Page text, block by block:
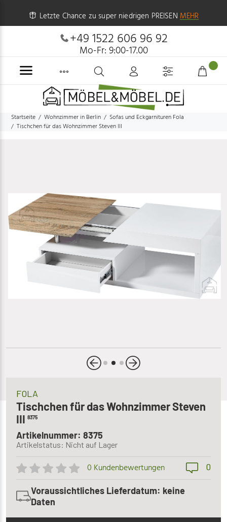
Letzte Chance zu super niedrigen PREISEN MEHR
+49 1522 606 96 92
Mo-Fr: 9:00-17.00
Startseite Wohnzimmer in Berlin
Sofas und Eckgarnituren Fola
Tischchen für das Wohnzimmer Steven III
FOLA
Tischchen für das Wohnzimmer Steven
III 8375
Artikelnummer: 8375
Artikelstatus: Nicht auf Lager
0 Kundenbewertungen 0
Voraussichtliches Lieferdatum: keine
Daten